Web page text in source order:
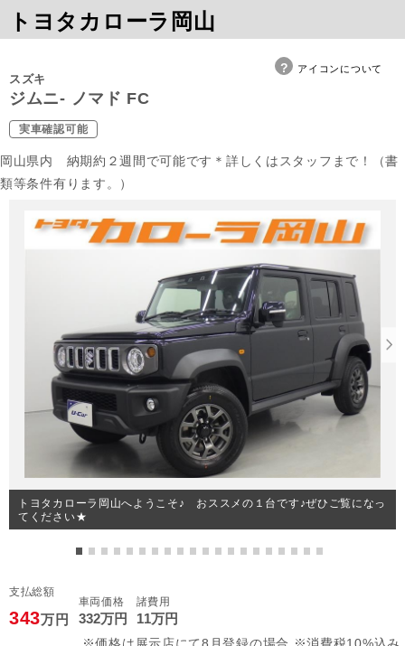
トヨタカローラ岡山
アイコンについて
スズキ
ジムニ- ノマド FC
実車確認可能
岡山県内 納期約２週間で可能です＊詳しくはスタッフまで！（書
類等条件有ります。）
トヨタカローラ岡山へようこそ♪ おススメの１台です♪ぜひご覧になっ
てください★
支払総額
343万円
車両価格
332万円
諸費用
11万円